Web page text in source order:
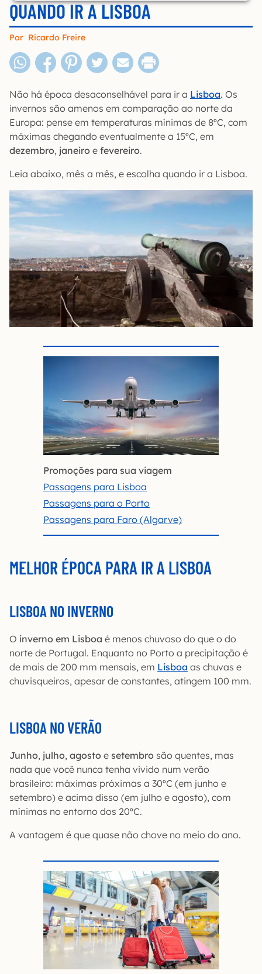
QUANDO IR A LISBOA
Por Ricardo Freire
Não há época desaconselhável para ir a Lisboa. Os
invernos são amenos em comparação ao norte da
Europa: pense em temperaturas mínimas de 8ºC, com
máximas chegando eventualmente a 15ºC, em
dezembro, janeiro e fevereiro.
Leia abaixo, mês a mês, e escolha quando ir a Lisboa.
Promoções para sua viagem
Passagens para Lisboa
Passagens para o Porto
Passagens para Faro (Algarve)
MELHOR ÉPOCA PARA IR A LISBOA
LISBOA NO INVERNO
O inverno em Lisboa é menos chuvoso do que o do
norte de Portugal. Enquanto no Porto a precipitação é
de mais de 200 mm mensais, em Lisboa as chuvas e
chuvisqueiros, apesar de constantes, atingem 100 mm.
LISBOA NO VERÃO
Junho, julho, agosto e setembro são quentes, mas
nada que você nunca tenha vivido num verão
brasileiro: máximas próximas a 30ºC (em junho e
setembro) e acima disso (em julho e agosto), com
mínimas no entorno dos 20ºC.
A vantagem é que quase não chove no meio do ano.